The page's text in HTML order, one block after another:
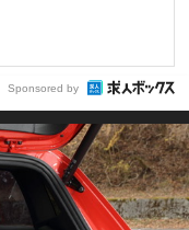
Sponsored by